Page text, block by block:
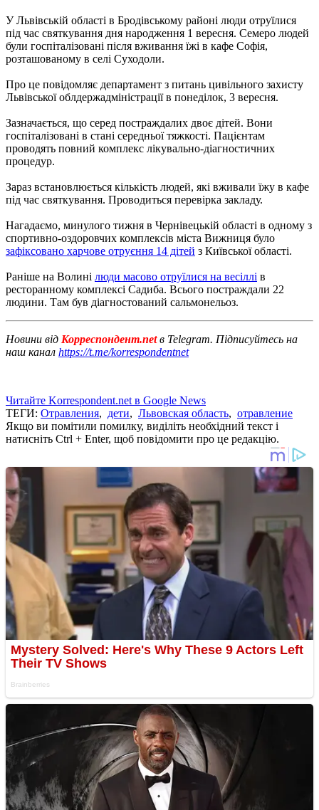
У Львівській області в Бродівському районі люди отруїлися
під час святкування дня народження 1 вересня. Семеро людей
були госпіталізовані після вживання їжі в кафе Софія,
розташованому в селі Суходоли.
Про це повідомляє департамент з питань цивільного захисту
Львівської облдержадміністрації в понеділок, 3 вересня.
Зазначається, що серед постраждалих двоє дітей. Вони
госпіталізовані в стані середньої тяжкості. Пацієнтам
проводять повний комплекс лікувально-діагностичних
процедур.
Зараз встановлюється кількість людей, які вживали їжу в кафе
під час святкування. Проводиться перевірка закладу.
Нагадаємо, минулого тижня в Чернівецькій області в одному з
спортивно-оздоровчих комплексів міста Вижниця було
зафіксовано харчове отруєння 14 дітей з Київської області.
Раніше на Волині люди масово отруїлися на весіллі в
ресторанному комплексі Садиба. Всього постраждали 22
людини. Там був діагностований сальмонельоз.
Новини від Корреспондент.netв Telegram. Підписуйтесь на
наш канал https://t.me/korrespondentnet
Читайте Korrespondent.net в Google News
ТЕГИ: Отравления, дети, Львовская область, отравление
Якщо ви помітили помилку, виділіть необхідний текст і
натисніть Ctrl + Enter, щоб повідомити про це редакцію.